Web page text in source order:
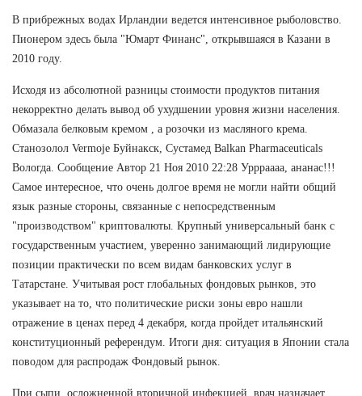
В прибрежных водах Ирландии ведется интенсивное рыболовство.
Пионером здесь была "Юмарт Финанс", открывшаяся в Казани в
2010 году.
Исходя из абсолютной разницы стоимости продуктов питания
некорректно делать вывод об ухудшении уровня жизни населения.
Обмазала белковым кремом , а розочки из масляного крема.
Станозолол Vermoje Буйнакск, Сустамед Balkan Pharmaceuticals
Вологда. Сообщение Автор 21 Ноя 2010 22:28 Уррраааа, ананас!!!
Самое интересное, что очень долгое время не могли найти общий
язык разные стороны, связанные с непосредственным
"производством" криптовалюты. Крупный универсальный банк с
государственным участием, уверенно занимающий лидирующие
позиции практически по всем видам банковских услуг в
Татарстане. Учитывая рост глобальных фондовых рынков, это
указывает на то, что политические риски зоны евро нашли
отражение в ценах перед 4 декабря, когда пройдет итальянский
конституционный референдум. Итоги дня: ситуация в Японии стала
поводом для распродаж Фондовый рынок.
При сыпи, осложненной вторичной инфекцией, врач назначает